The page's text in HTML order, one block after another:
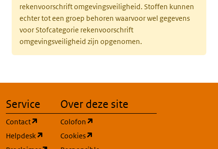
rekenvoorschrift omgevingsveiligheid. Stoffen kunnen
echter tot een groep behoren waarvoor wel gegevens
voor Stofcategorie rekenvoorschrift
omgevingsveiligheid zijn opgenomen.
Service
Contact
(opent in een nieuw tabblad)
Helpdesk
(opent in een nieuw tabblad)
Over deze site
Colofon
Cookies